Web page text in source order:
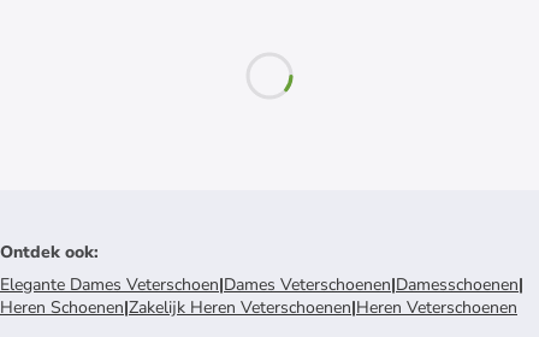
Ontdek ook:
Elegante Dames Veterschoen|Dames Veterschoenen|Damesschoenen|
Heren Schoenen|Zakelijk Heren Veterschoenen|Heren Veterschoenen